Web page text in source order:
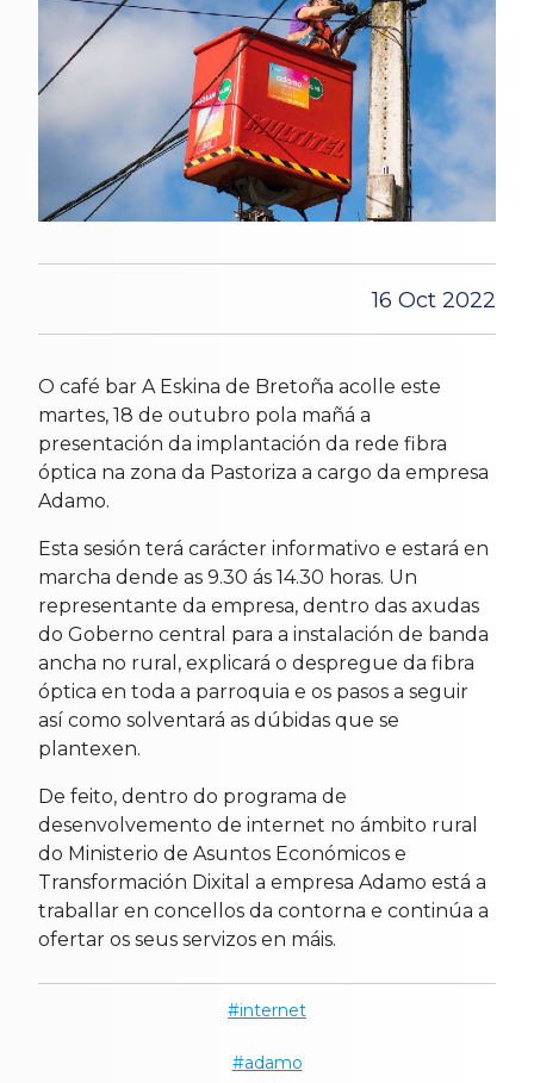
16 Oct 2022
O café bar A Eskina de Bretoña acolle este
martes, 18 de outubro pola mañá a
presentación da implantación da rede fibra
óptica na zona da Pastoriza a cargo da empresa
Adamo.
Esta sesión terá carácter informativo e estará en
marcha dende as 9.30 ás 14.30 horas. Un
representante da empresa, dentro das axudas
do Goberno central para a instalación de banda
ancha no rural, explicará o despregue da fibra
óptica en toda a parroquia e os pasos a seguir
así como solventará as dúbidas que se
plantexen.
De feito, dentro do programa de
desenvolvemento de internet no ámbito rural
do Ministerio de Asuntos Económicos e
Transformación Dixital a empresa Adamo está a
traballar en concellos da contorna e continúa a
ofertar os seus servizos en máis.
internet
adamo